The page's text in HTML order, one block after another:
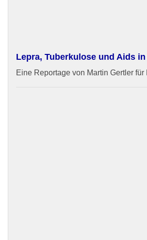
Lepra, Tuberkulose und Aids
Eine Reportage von Martin Gertler für